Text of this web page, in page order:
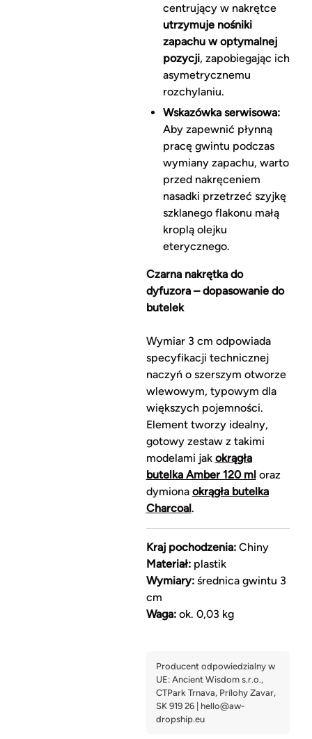
centrujący w nakrętce
utrzymuje nośniki
zapachu w optymalnej
pozycji, zapobiegając ich
asymetrycznemu
rozchylaniu.
Wskazówka serwisowa:
Aby zapewnić płynną
pracę gwintu podczas
wymiany zapachu, warto
przed nakręceniem
nasadki przetrzeć szyjkę
szklanego flakonu małą
kroplą olejku
eterycznego.
Czarna nakrętka do
dyfuzora – dopasowanie do
butelek
Wymiar 3 cm odpowiada
specyfikacji technicznej
naczyń o szerszym otworze
wlewowym, typowym dla
większych pojemności.
Element tworzy idealny,
gotowy zestaw z takimi
modelami jak okrągła
butelka Amber 120 ml oraz
dymiona okrągła butelka
Charcoal.
Kraj pochodzenia:Chiny
Materiał:plastik
Wymiary:średnica gwintu 3
cm
Waga:ok. 0,03 kg